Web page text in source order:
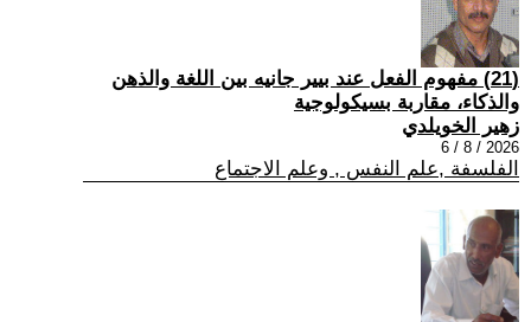
(21) مفهوم الفعل عند بيير جانيه بين اللغة والذهن
والذكاء، مقاربة بسيكولوجية
زهير الخويلدي
2026 / 8 / 6
الفلسفة ,علم النفس , وعلم الاجتماع